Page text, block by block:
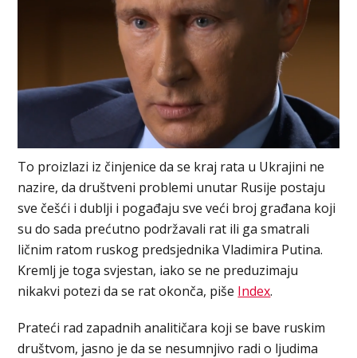
To proizlazi iz činjenice da se kraj rata u Ukrajini ne
nazire, da društveni problemi unutar Rusije postaju
sve češći i dublji i pogađaju sve veći broj građana koji
su do sada prećutno podržavali rat ili ga smatrali
ličnim ratom ruskog predsjednika Vladimira Putina.
Kremlj je toga svjestan, iako se ne preduzimaju
nikakvi potezi da se rat okonča, piše Index.
Prateći rad zapadnih analitičara koji se bave ruskim
društvom, jasno je da se nesumnjivo radi o ljudima